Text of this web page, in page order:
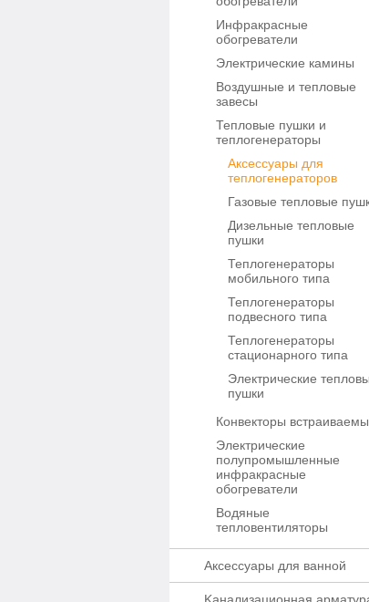
Инфракрасные
обогреватели
Электрические камины
Воздушные и тепловые
завесы
Тепловые пушки и
теплогенераторы
Аксессуары для
теплогенераторов
Газовые тепловые
Дизельные тепловые
пушки
Теплогенераторы
мобильного типа
Теплогенераторы
подвесного типа
Теплогенераторы
стационарного типа
Электрические
пушки
Конвекторы
Электрические
полупромышленные
инфракрасные
обогреватели
Водяные
тепловентиляторы
Аксессуары для ванной